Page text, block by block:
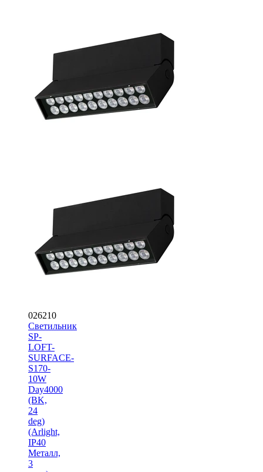
026210
Светильник
SP-
LOFT-
SURFACE-
S170-
10W
Day4000
(BK,
24
deg)
(Arlight,
IP40
Металл,
3